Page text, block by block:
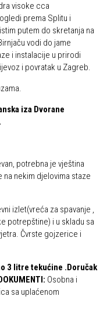
visoke cca
prema Splitu i
putem do skretanja na
vodi do jame
i instalacije u prirodi
i povratak u Zagreb.
iza Dvorane
potrebna je vještina
nekim djelovima staze
izlet(vreća za spavanje ,
potrepštine) i u skladu sa
Čvrste gojzerice i
bus.
3 litre tekućine .Doručak
Osobna i
sa uplaćenom